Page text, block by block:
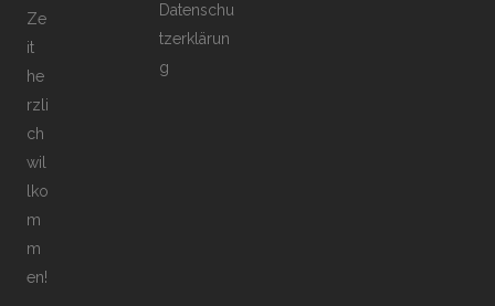
Ze
it
he
rzli
ch
wil
lko
m
m
en!
Datenschu
tzerklärun
g